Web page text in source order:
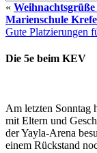
«
Marienschule
Gute Platzierungen
Die 5e beim KEV
Am letzten Sonntag
mit Eltern und
der Yayla-Arena
einem Rückstand